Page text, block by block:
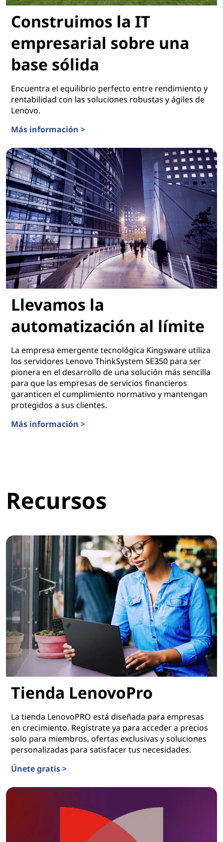
Construimos la IT
empresarial sobre una
base sólida
Encuentra el equilibrio perfecto entre rendimiento y
rentabilidad con las soluciones robustas y ágiles de
Lenovo.
Más información >
Llevamos la
automatización al límite
La empresa emergente tecnológica Kingsware utiliza
los servidores Lenovo ThinkSystem SE350 para ser
pionera en el desarrollo de una solución más sencilla
para que las empresas de servicios financieros
garanticen el cumplimiento normativo y mantengan
protegidos a sus clientes.
Más información >
Recursos
Tienda LenovoPro
La tienda LenovoPRO está diseñada para empresas
en crecimiento. Regístrate ya para acceder a precios
solo para miembros, ofertas exclusivas y soluciones
personalizadas para satisfacer tus necesidades.
Únete gratis >